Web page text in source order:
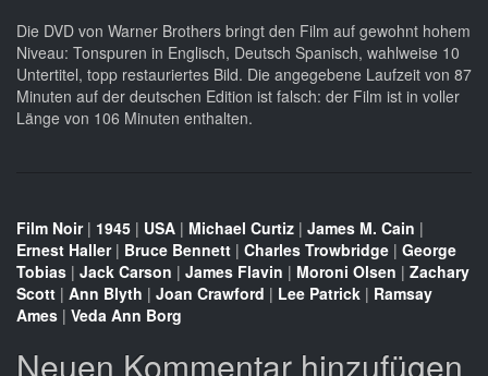
Die DVD von Warner Brothers bringt den Film auf gewohnt hohem
Niveau: Tonspuren in Englisch, Deutsch Spanisch, wahlweise 10
Untertitel, topp restauriertes Bild. Die angegebene Laufzeit von 87
Minuten auf der deutschen Edition ist falsch: der Film ist in voller
Länge von 106 Minuten enthalten.
Film Noir| 1945 | USA | Michael Curtiz | James M. Cain |
Ernest Haller| Bruce Bennett | Charles Trowbridge | George
Tobias | Jack Carson | James Flavin | Moroni Olsen | Zachary
Scott | Ann Blyth | Joan Crawford | Lee Patrick | Ramsay
Ames | Veda Ann Borg
Neuen Kommentar hinzufügen